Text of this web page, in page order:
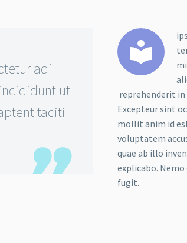
adi
ut
taciti


reprehenderit
Excepteur sint
mollit anim id
voluptatem
quae ab illo
explicabo.
fugit.